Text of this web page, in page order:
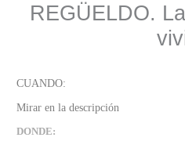
REGÜELDO.
DONDE: